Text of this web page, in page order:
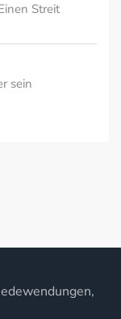
Streit
sein